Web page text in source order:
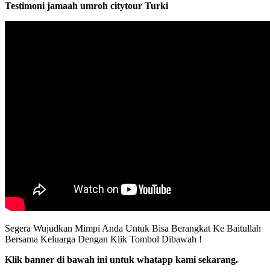
Testimoni jamaah umroh citytour Turki
Segera Wujudkan Mimpi Anda Untuk Bisa Berangkat Ke Baitullah
Bersama Keluarga Dengan Klik Tombol Dibawah !
Klik banner di bawah ini untuk whatapp kami sekarang.